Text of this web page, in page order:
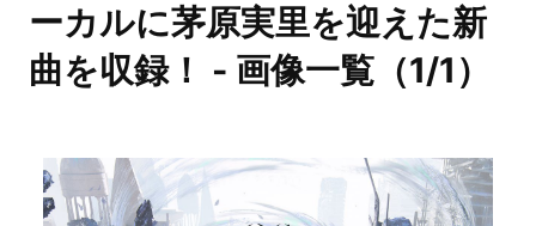
ーカルに茅原実里を迎えた新
曲を収録！ - 画像一覧（1/1）